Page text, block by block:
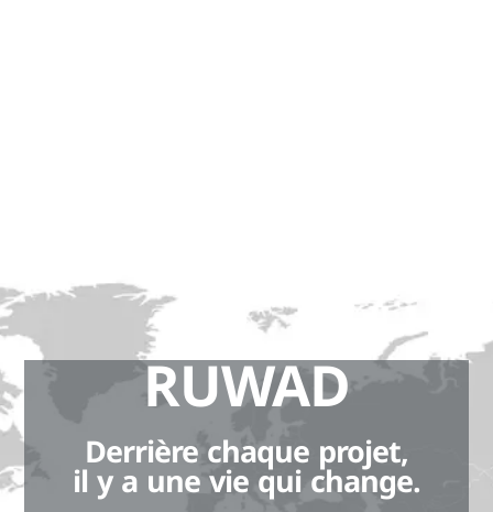
RUWAD
Derrière chaque projet,
il y a une vie qui change.